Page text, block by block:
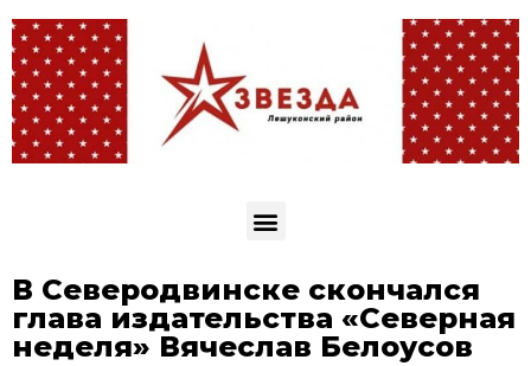
В Северодвинске скончался
глава издательства «Северная
неделя» Вячеслав Белоусов